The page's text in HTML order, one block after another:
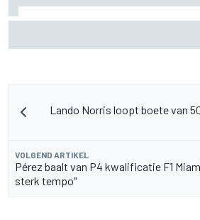
Lando Norris loopt boete van
VOLGEND ARTIKEL
Pérez baalt van P4 kwalificatie F1
sterk tempo"